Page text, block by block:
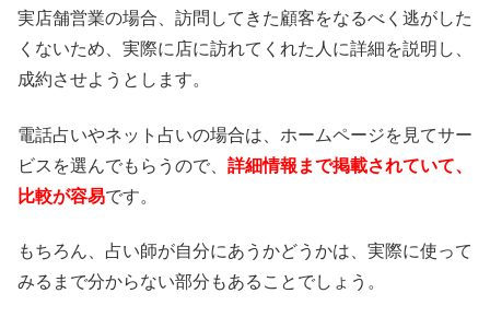
実店舗営業の場合、訪問してきた顧客をなるべく逃がした
くないため、実際に店に訪れてくれた人に詳細を説明し、
成約させようとします。
電話占いやネット占いの場合は、ホームページを見てサー
ビスを選んでもらうので、 詳細情報まで掲載されていて、
比較が容易です。
もちろん、占い師が自分にあうかどうかは、実際に使って
みるまで分からない部分もあることでしょう。